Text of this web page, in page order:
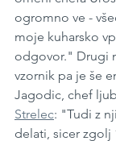
ogromno ve -
moje kuharsko
odgovor." Drugi
vzornik pa je še
Jagodic, chef
Strelec: "Tudi z
delati, sicer zgolj